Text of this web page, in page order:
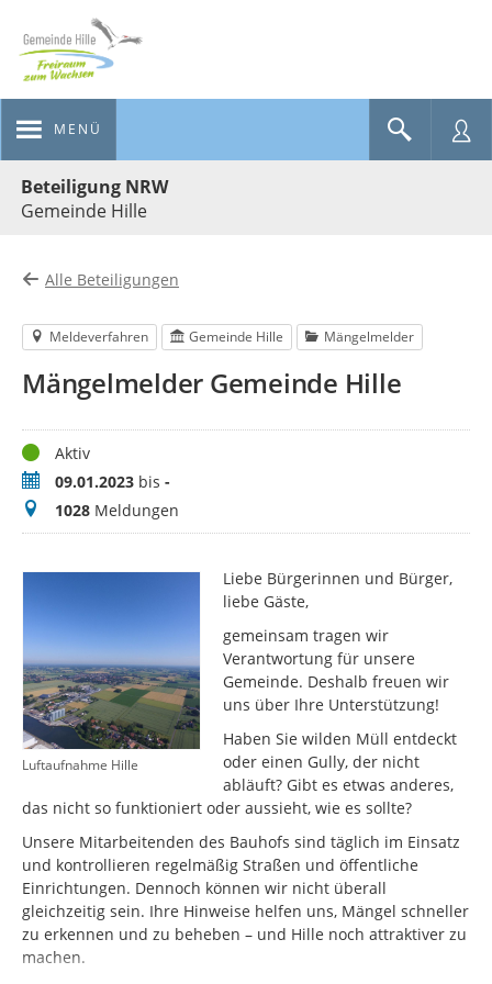
MENÜ
Beteiligung NRW
Gemeinde Hille
Alle Beteiligungen
Meldeverfahren Gemeinde Hille Mängelmelder
Mängelmelder Gemeinde Hille
StatusAktiv
Zeitraum09.01.2023 bis -
Meldungen
1028 Meldungen
Luftaufnahme Hille
Liebe Bürgerinnen und Bürger,
liebe Gäste,
gemeinsam tragen wir
Verantwortung für unsere
Gemeinde. Deshalb freuen wir
uns über Ihre Unterstützung!
Haben Sie wilden Müll entdeckt
oder einen Gully, der nicht
abläuft? Gibt es etwas anderes,
das nicht so funktioniert oder aussieht, wie es sollte?
Unsere Mitarbeitenden des Bauhofs sind täglich im Einsatz
und kontrollieren regelmäßig Straßen und öffentliche
Einrichtungen. Dennoch können wir nicht überall
gleichzeitig sein. Ihre Hinweise helfen uns, Mängel schneller
zu erkennen und zu beheben – und Hille noch attraktiver zu
machen.